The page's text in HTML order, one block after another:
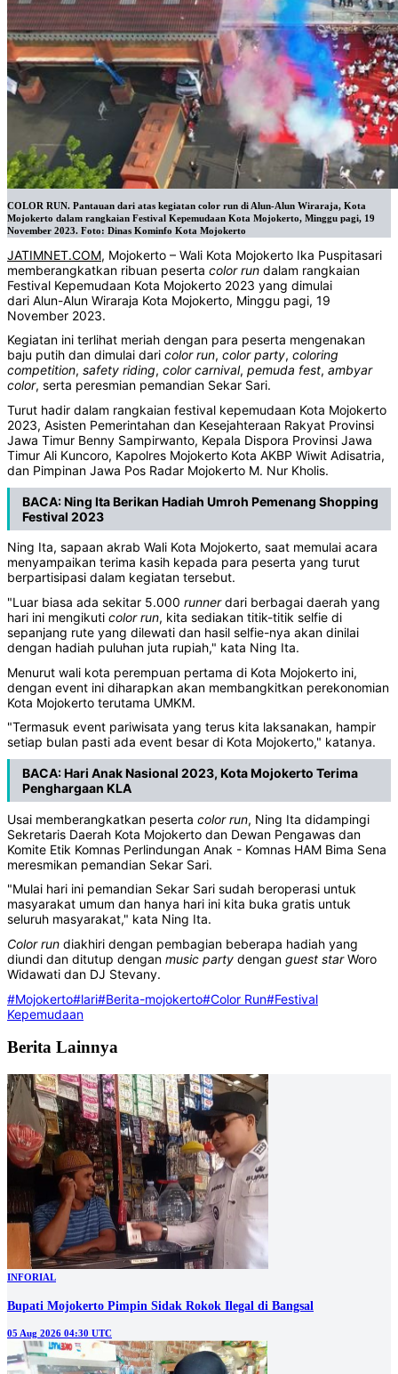
COLOR RUN. Pantauan dari atas kegiatan color run di Alun-Alun Wiraraja, Kota
Mojokerto dalam rangkaian Festival Kepemudaan Kota Mojokerto, Minggu pagi, 19
November 2023. Foto: Dinas Kominfo Kota Mojokerto
JATIMNET.COM, Mojokerto – Wali Kota Mojokerto Ika Puspitasari
memberangkatkan ribuan peserta color run dalam rangkaian
Festival Kepemudaan Kota Mojokerto 2023 yang dimulai
dari Alun-Alun Wiraraja Kota Mojokerto, Minggu pagi, 19
November 2023.
Kegiatan ini terlihat meriah dengan para peserta mengenakan
baju putih dan dimulai dari color run, color party, coloring
competition, safety riding, color carnival, pemuda fest, ambyar
color, serta peresmian pemandian Sekar Sari.
Turut hadir dalam rangkaian festival kepemudaan Kota Mojokerto
2023, Asisten Pemerintahan dan Kesejahteraan Rakyat Provinsi
Jawa Timur Benny Sampirwanto, Kepala Dispora Provinsi Jawa
Timur Ali Kuncoro, Kapolres Mojokerto Kota AKBP Wiwit Adisatria,
dan Pimpinan Jawa Pos Radar Mojokerto M. Nur Kholis.
BACA:Ning Ita Berikan Hadiah Umroh Pemenang Shopping
Festival 2023
Ning Ita, sapaan akrab Wali Kota Mojokerto, saat memulai acara
menyampaikan terima kasih kepada para peserta yang turut
berpartisipasi dalam kegiatan tersebut.
"Luar biasa ada sekitar 5.000 runnerdari berbagai daerah yang
hari ini mengikuti color run, kita sediakan titik-titik selfie di
sepanjang rute yang dilewati dan hasil selfie-nya akan dinilai
dengan hadiah puluhan juta rupiah," kata Ning Ita.
Menurut wali kota perempuan pertama di Kota Mojokerto ini,
dengan event ini diharapkan akan membangkitkan perekonomian
Kota Mojokerto terutama UMKM.
"Termasuk event pariwisata yang terus kita laksanakan, hampir
setiap bulan pasti ada event besar di Kota Mojokerto," katanya.
BACA:Hari Anak Nasional 2023, Kota Mojokerto Terima
Penghargaan KLA
Usai memberangkatkan peserta color run, Ning Ita didampingi
Sekretaris Daerah Kota Mojokerto dan Dewan Pengawas dan
Komite Etik Komnas Perlindungan Anak - Komnas HAM Bima Sena
meresmikan pemandian Sekar Sari.
"Mulai hari ini pemandian Sekar Sari sudah beroperasi untuk
masyarakat umum dan hanya hari ini kita buka gratis untuk
seluruh masyarakat," kata Ning Ita.
Color run diakhiri dengan pembagian beberapa hadiah yang
diundi dan ditutup dengan music party dengan guest starWoro
Widawati dan DJ Stevany.
#Mojokerto#lari#Berita-mojokerto#Color Run#Festival
Kepemudaan
Berita Lainnya
INFORIAL
Bupati Mojokerto Pimpin Sidak Rokok Ilegal di Bangsal
05 Aug 2026 04:30 UTC